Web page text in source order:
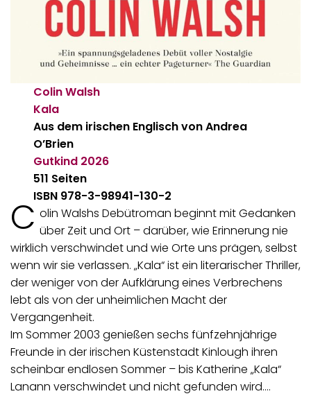
Colin Walsh
Kala
Aus dem irischen Englisch von Andrea
O’Brien
Gutkind 2026
511 Seiten
ISBN 978-3-98941-130-2
C olin Walshs Debütroman beginnt mit Gedanken
über Zeit und Ort – darüber, wie Erinnerung nie
wirklich verschwindet und wie Orte uns prägen, selbst
wenn wir sie verlassen. „Kala“ ist ein literarischer Thriller,
der weniger von der Aufklärung eines Verbrechens
lebt als von der unheimlichen Macht der
Vergangenheit.
Im Sommer 2003 genießen sechs fünfzehnjährige
Freunde in der irischen Küstenstadt Kinlough ihren
scheinbar endlosen Sommer – bis Katherine „Kala“
Lanann verschwindet und nicht gefunden wird.…